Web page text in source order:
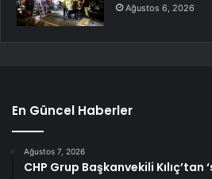
Ağustos 6, 2026
En Güncel Haberler
Ağustos 7, 2026
CHP Grup Başkanvekili Kılıç’tan